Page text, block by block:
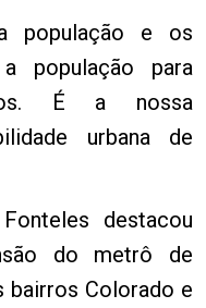
população e os
população para
É a nossa
urbana de
destacou
do metrô de
bairros Colorado e